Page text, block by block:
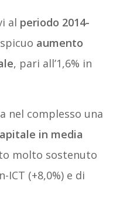
al periodo 2014-
aumento
, pari all’1,6% in
nel complesso una
in media
molto sostenuto
(+8,0%) e di